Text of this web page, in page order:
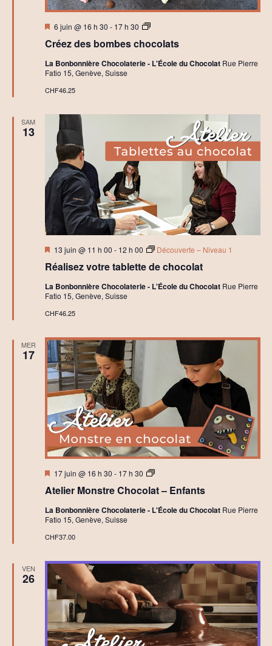
t
o
d
e
v
u
e
s
É
v
e
m
e
n
t
è
n
t
i
Créez des bombes chocolats
Mis
avant
6 juin @ 16 h 30 - 17 h 30
A
e
i
a
e
C
h
l
t
La Bonbonnière Chocolaterie - L'École du Chocolat Rue Pierre
Fatio 15, Genève, Suisse
CHF46.25
SAM
13
Réalisez votre tablette de chocolat
Mis
avant
13 juin @ 11 h 00 - 12 h 00 Découverte – Niveau 1
La Bonbonnière Chocolaterie - L'École du Chocolat Rue Pierre
Fatio 15, Genève, Suisse
CHF46.25
MER
17
Atelier Monstre Chocolat – Enfants
Mis
avant
17 juin @ 16 h 30 - 17 h 30
A
e
i
h
o
o
l
a
t
C
r
La Bonbonnière Chocolaterie - L'École du Chocolat Rue Pierre
Fatio 15, Genève, Suisse
CHF37.00
VEN
26